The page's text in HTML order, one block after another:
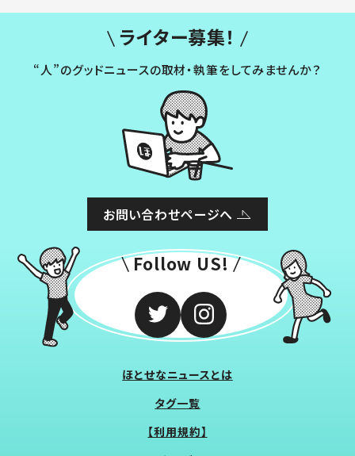
ライター募集！
“人”のグッドニュースの取材・執筆をしてみませんか？
お問い合わせページへ
Follow US!
ほとせなニュースとは
タグ一覧
【利用規約】